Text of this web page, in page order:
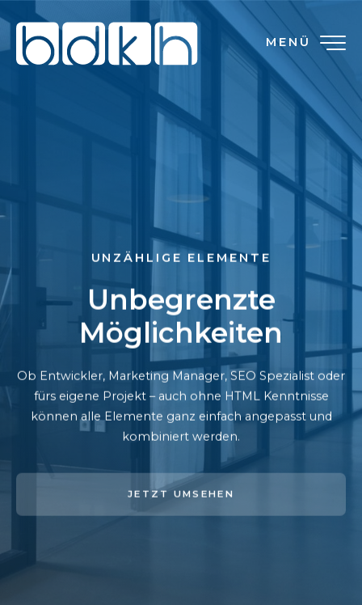
MENÜ
UNZÄHLIGE ELEMENTE
Unbegrenzte
Möglichkeiten
Ob Entwickler, Marketing Manager, SEO Spezialist oder
fürs eigene Projekt – auch ohne HTML Kenntnisse
können alle Elemente ganz einfach angepasst und
kombiniert werden.
JETZT UMSEHEN